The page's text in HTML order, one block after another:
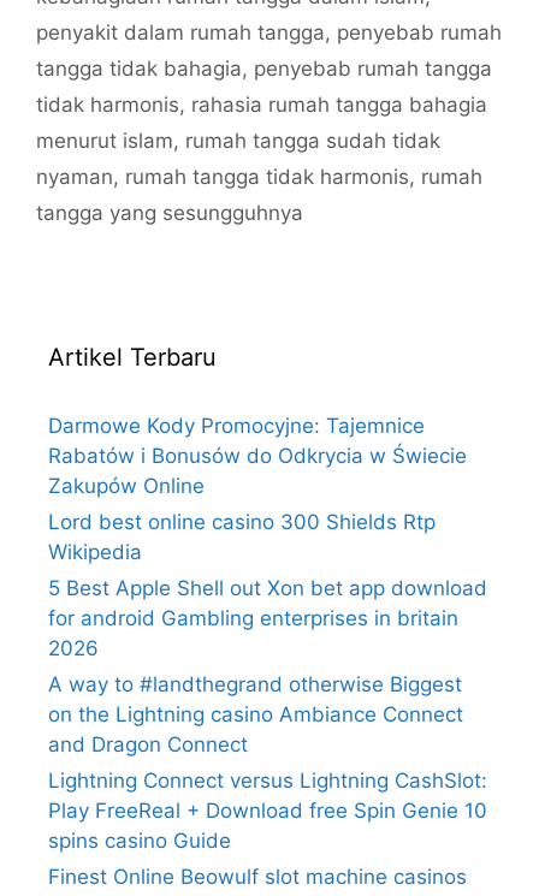
penyakit dalam rumah tangga, penyebab rumah
tangga tidak bahagia, penyebab rumah tangga
tidak harmonis, rahasia rumah tangga bahagia
menurut islam, rumah tangga sudah tidak
nyaman, rumah tangga tidak harmonis, rumah
tangga yang sesungguhnya
Artikel Terbaru
Darmowe Kody Promocyjne: Tajemnice
Rabatów i Bonusów do Odkrycia w Świecie
Zakupów Online
Lord best online casino 300 Shields Rtp
Wikipedia
5 Best Apple Shell out Xon bet app download
for android Gambling enterprises in britain
2026
A way to #landthegrand otherwise Biggest
on the Lightning casino Ambiance Connect
and Dragon Connect
Lightning Connect versus Lightning CashSlot:
Play FreeReal + Download free Spin Genie 10
spins casino Guide
Finest Online Beowulf slot machine casinos